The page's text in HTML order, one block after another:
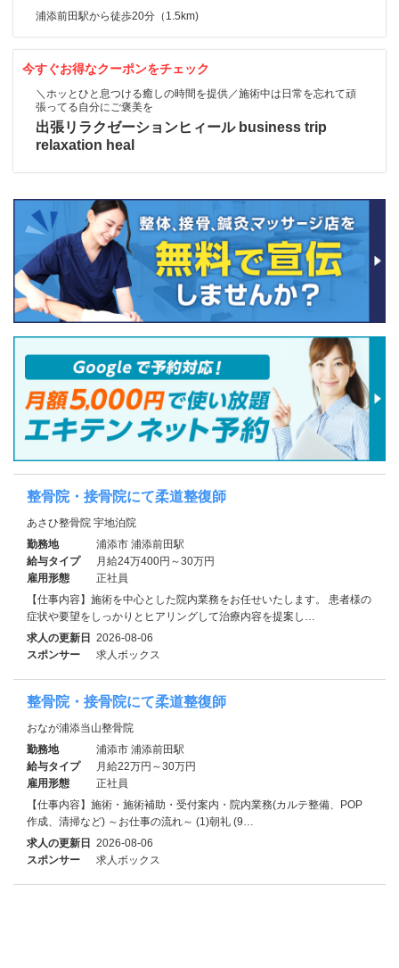
浦添前田駅から徒歩20分（1.5km)
今すぐお得なクーポンをチェック
＼ホッとひと息つける癒しの時間を提供／施術中は日常を忘れて頑
張ってる自分にご褒美を
出張リラクゼーションヒィール business trip
relaxation heal
整骨院・接骨院にて柔道整復師
あさひ整骨院 宇地泊院
勤務地
浦添市 浦添前田駅
給与タイプ
月給24万400円～30万円
雇用形態
正社員
【仕事内容】施術を中心とした院内業務をお任せいたします。 患者様の
症状や要望をしっかりとヒアリングして治療内容を提案し…
求人の更新日 2026-08-06
スポンサー
求人ボックス
整骨院・接骨院にて柔道整復師
おなが浦添当山整骨院
勤務地
浦添市 浦添前田駅
給与タイプ
月給22万円～30万円
雇用形態
正社員
【仕事内容】施術・施術補助・受付案内・院内業務(カルテ整備、POP
作成、清掃など) ～お仕事の流れ～ (1)朝礼 (9…
求人の更新日 2026-08-06
スポンサー
求人ボックス